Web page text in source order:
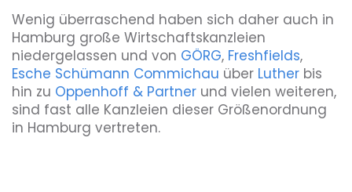
Wenig überraschend haben sich daher auch in
Hamburg große Wirtschaftskanzleien
niedergelassen und von GÖRG, Freshfields,
Esche Schümann Commichau über Luther bis
hin zu Oppenhoff & Partner und vielen weiteren,
sind fast alle Kanzleien dieser Größenordnung
in Hamburg vertreten.